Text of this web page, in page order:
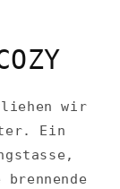
wir
Ein